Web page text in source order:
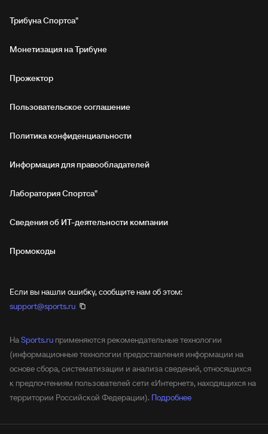
Трибуна Спортса"
Монетизация на Трибуне
Прожектор
Пользовательское соглашение
Политика конфиденциальности
Информация для правообладателей
Лаборатория Спортса"
Сведения об ИТ‑деятельности компании
Промокоды
Если вы нашли ошибку, сообщите нам об этом:
support@sports.ru
НаSports.ru применяются рекомендательные технологии
(информационные технологии предоставления информации на
основе сбора, систематизации и анализа сведений, относящихся
к предпочтениям пользователей сети «Интернет», находящихся на
территории Российской Федерации). Подробнее